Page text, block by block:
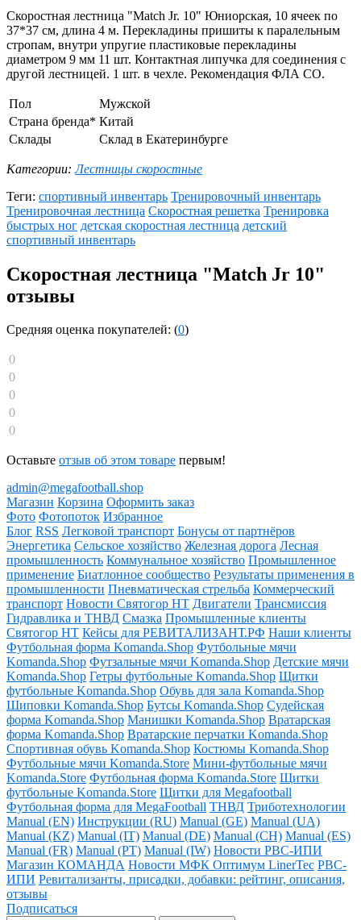
Скоростная лестница "Match Jr. 10" Юниорская, 10 ячеек по
37*37 см, длина 4 м. Перекладины пришиты к паралельным
стропам, внутри упругие пластиковые перекладины
диаметром 9 мм 11 шт. Контактная липучка для соединения с
другой лестницей. 1 шт. в чехле. Рекомендация ФЛА СО.
Пол
Мужской
Страна бренда* Китай
Склады
Склад в Екатеринбурге
Категории:Лестницы скоростные
Теги: спортивный инвентарь Тренировочный инвентарь
Тренировочная лестница Скоростная решетка Тренировка
быстрых ног детская скоростная лестница детский
спортивный инвентарь
Скоростная лестница "Match Jr 10"
отзывы
Средняя оценка покупателей: (0)
0
0
0
0
0
Оставьте отзыв об этом товаре первым!
admin@megafootball.shop
Магазин Корзина Оформить заказ
Фото Фотопоток Избранное
Блог RSS Легковой транспорт Бонусы от партнёров
Энергетика Сельское хозяйство Железная дорога Лесная
промышленность Коммунальное хозяйство Промышленное
применение Биатлонное сообщество Результаты применения в
промышленности Пневматическая стрельба Коммерческий
транспорт Новости Святогор НТ Двигатели Трансмиссия
Гидравлика и ТНВД Смазка Промышленные клиенты
Святогор НТ Кейсы для РЕВИТАЛИЗАНТ.РФ Наши клиенты
Футбольная форма Komanda.Shop Футбольные мячи
Komanda.Shop Футзальные мячи Komanda.Shop Детские мячи
Komanda.Shop Гетры футбольные Komanda.Shop Щитки
футбольные Komanda.Shop Обувь для зала Komanda.Shop
Шиповки Komanda.Shop Бутсы Komanda.Shop Судейская
форма Komanda.Shop Манишки Komanda.Shop Вратарская
форма Komanda.Shop Вратарские перчатки Komanda.Shop
Спортивная обувь Komanda.Shop Костюмы Komanda.Shop
Футбольные мячи Komanda.Store Мини-футбольные мячи
Komanda.Store Футбольная форма Komanda.Store Щитки
футбольные Komanda.Store Щитки для Megafootball
Футбольная форма для MegaFootball ТНВД Триботехнологии
Manual (EN) Инструкции (RU) Manual (GE) Manual (UA)
Manual (KZ) Manual (IT) Manual (DE) Manual (CH) Manual (ES)
Manual (FR) Manual (PT) Manual (IW) Новости РВС-ИПИ
Магазин КОМАНДА Новости МФК Оптимум LinerTec РВС-
ИПИ Ревитализанты, присадки, добавки: рейтинг, описания,
отзывы
Подписаться